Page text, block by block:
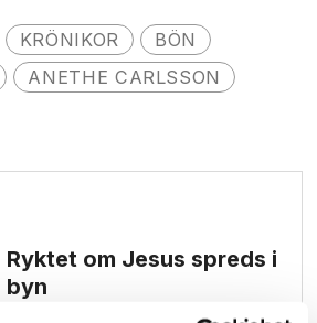
KRÖNIKOR
BÖN
ANETHE CARLSSON
Ryktet om Jesus spreds i
byn